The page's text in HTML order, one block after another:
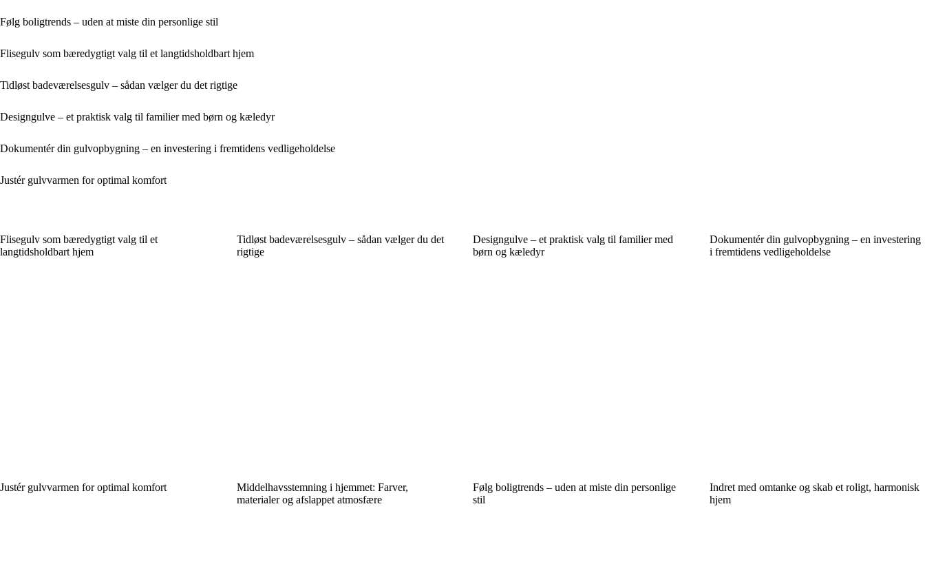
Følg boligtrends – uden at miste din personlige stil
Flisegulv som bæredygtigt valg til et langtidsholdbart hjem
Tidløst badeværelsesgulv – sådan vælger du det rigtige
Designgulve – et praktisk valg til familier med børn og kæledyr
Dokumentér din gulvopbygning – en investering i fremtidens vedligeholdelse
Justér gulvvarmen for optimal komfort
Flisegulv som bæredygtigt valg til et
langtidsholdbart hjem
Tidløst badeværelsesgulv – sådan vælger du det
rigtige
Designgulve – et praktisk valg til familier med
børn og kæledyr
Dokumentér din gulvopbygning – en investering
i fremtidens vedligeholdelse
Justér gulvvarmen for optimal komfort
Middelhavsstemning i hjemmet: Farver,
materialer og afslappet atmosfære
Følg boligtrends – uden at miste din personlige
stil
Indret med omtanke og skab et roligt, harmonisk
hjem